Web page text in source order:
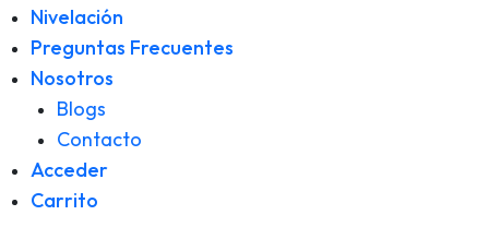
Nivelación
Preguntas Frecuentes
Nosotros
Blogs
Contacto
Acceder
Carrito